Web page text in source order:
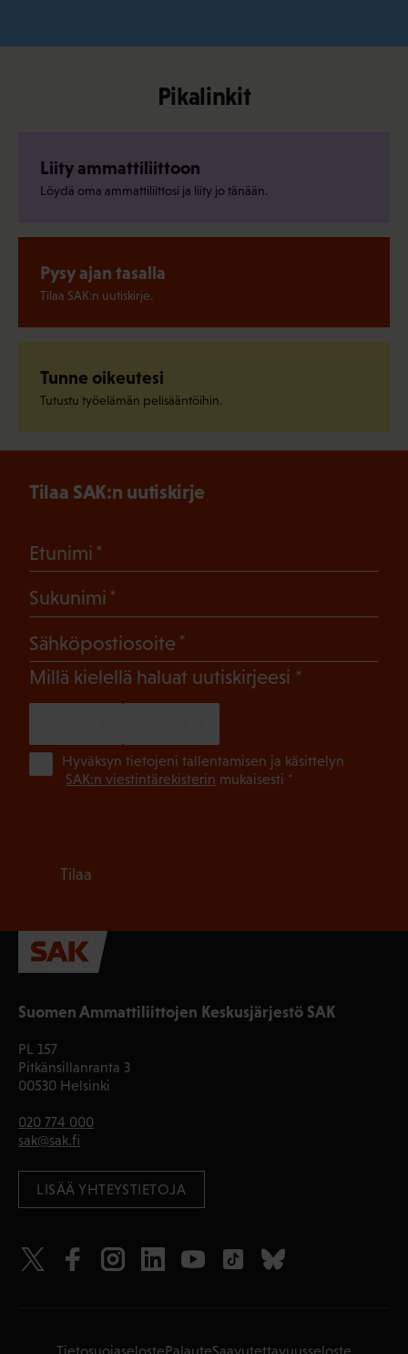
Pikalinkit
Liity ammattiliittoon
Löydä oma ammattiliittosi ja liity jo tänään.
Pysy ajan tasalla
Tilaa SAK:n uutiskirje.
Tunne oikeutesi
Tutustu työelämän pelisääntöihin.
Suomen Ammattiliittojen Keskusjärjestö SAK
PL 157
Pitkänsillanranta 3
00530 Helsinki
020 774 000
sak@sak.fi
LISÄÄ YHTEYSTIETOJA
Tilaa SAK:n uutiskirje
Etunimi
Sukunimi
Sähköpostiosoite
Millä kielellä haluat uutiskirjeesi (Pakollinen)
Hyväksyn tietojeni tallentamisen ja käsittelyn
SAK:n viestintärekisterin mukaisesti *
Tilaa
TietosuojaselostePalauteSaavutettavuusseloste